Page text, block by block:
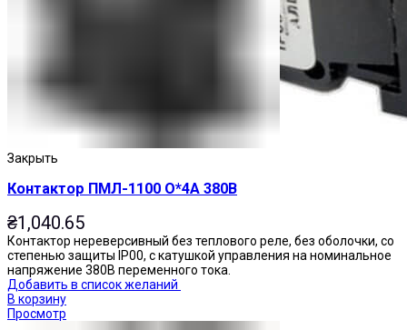
Закрыть
Контактор ПМЛ-1100 О*4А 380В
₴1,040.65
Контактор нереверсивный без теплового реле, без оболочки, со
степенью защиты IP00, с катушкой управления на номинальное
напряжение 380В переменного тока.
Добавить в список желаний
В корзину
Просмотр